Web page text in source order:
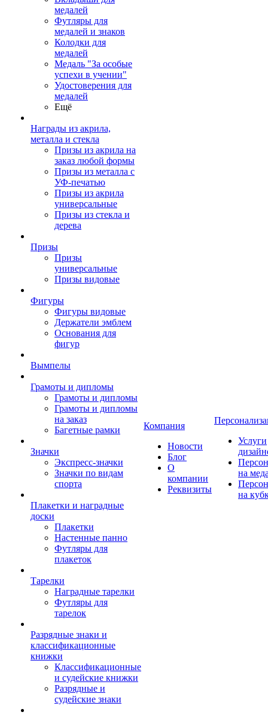
медалей
Футляры для
медалей и знаков
Колодки для
медалей
Медаль "За особые
успехи в учении"
Удостоверения для
медалей
Ещё
Награды из акрила,
металла и стекла
Призы из акрила на
заказ любой формы
Призы из металла с
УФ-печатью
Призы из акрила
универсальные
Призы из стекла и
дерева
Призы
Призы
универсальные
Призы видовые
Фигуры
Фигуры видовые
Держатели эмблем
Основания для
фигур
Вымпелы
Грамоты и дипломы
Грамоты и дипломы
Грамоты и дипломы
на заказ
Багетные рамки
Значки
Экспресс-значки
Значки по видам
спорта
Плакетки и наградные
доски
Плакетки
Настенные панно
Футляры для
плакеток
Тарелки
Наградные тарелки
Футляры для
тарелок
Разрядные знаки и
классификационные
книжки
Классификационные
и судейские книжки
Разрядные и
судейские знаки
Компания
Новости
Блог
О
компании
Реквизиты
Услуги
на
на